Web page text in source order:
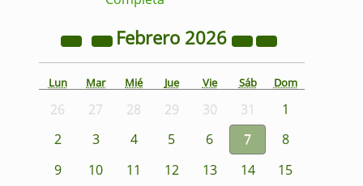
Febrero 2026
Lun Mar Mié Jue Vie Sáb Dom
26 27 28 29 30 31
1
2
3 4 5 6 7
8
9
10 11 12 13 14
15